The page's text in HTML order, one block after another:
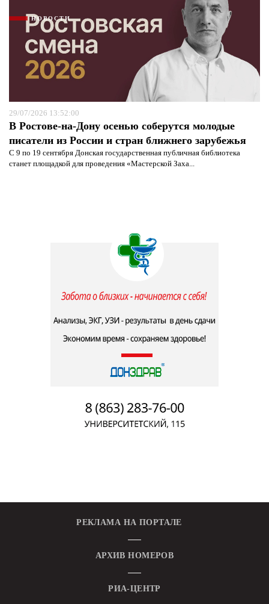
НОВОСТИ
29/07/2026 13:52:00
В Ростове-на-Дону осенью соберутся молодые
писатели из России и стран ближнего зарубежья
С 9 по 19 сентября Донская государственная публичная библиотека
станет площадкой для проведения «Мастерской Заха...
РЕКЛАМА НА ПОРТАЛЕ
АРХИВ НОМЕРОВ
РИА-ЦЕНТР